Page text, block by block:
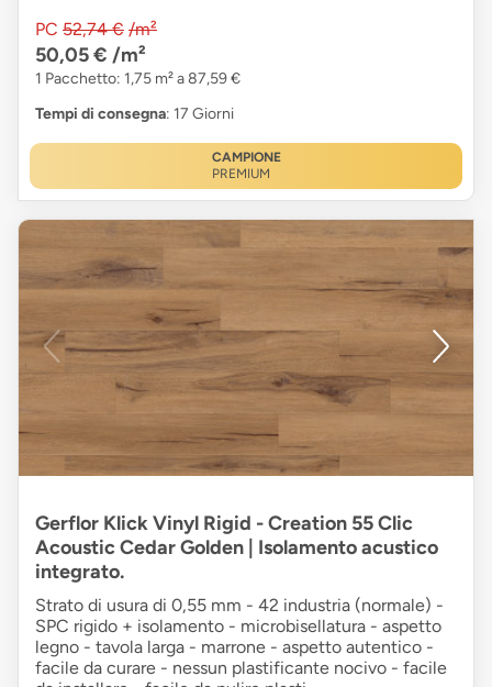
PC 52,74 € /m²
50,05 € /m²
1 Pacchetto: 1,75 m² a 87,59 €
Tempi di consegna: 17 Giorni
CAMPIONE
PREMIUM
Gerflor Klick Vinyl Rigid - Creation 55 Clic
Acoustic Cedar Golden | Isolamento acustico
integrato.
Strato di usura di 0,55 mm - 42 industria (normale) -
SPC rigido + isolamento - microbisellatura - aspetto
legno - tavola larga - marrone - aspetto autentico -
facile da curare - nessun plastificante nocivo - facile